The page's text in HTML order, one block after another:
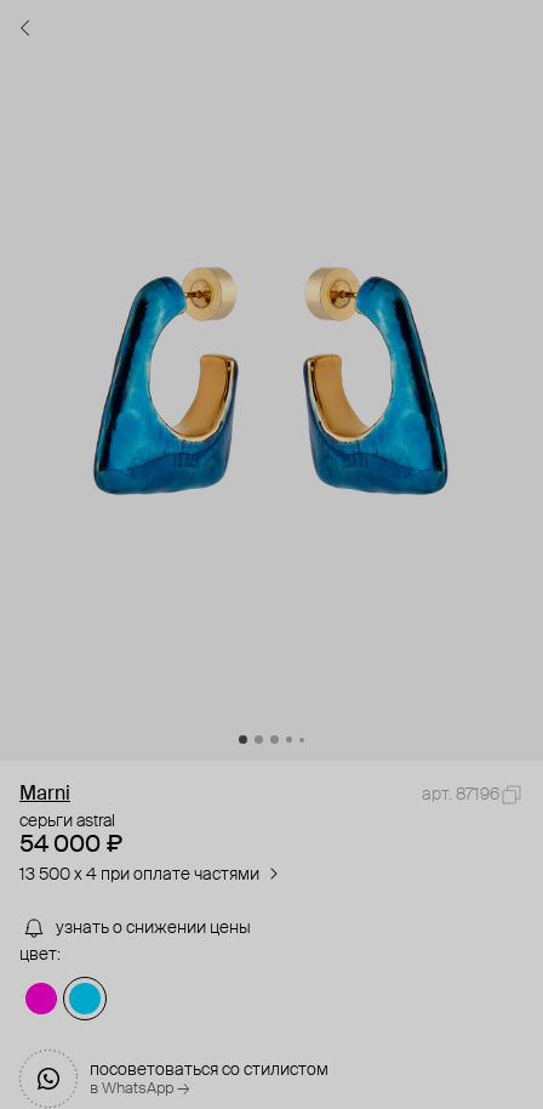
Marni
арт. 87196
серьги astral
54 000 ₽
13 500 x 4 при оплате частями
узнать о снижении цены
цвет:
посоветоваться со стилистом
в WhatsApp →